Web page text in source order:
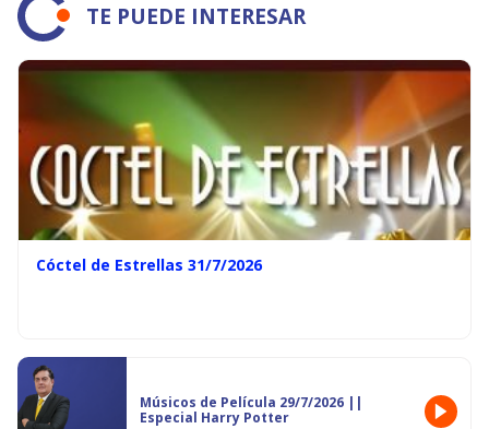
TE PUEDE INTERESAR
Cóctel de Estrellas 31/7/2026
Músicos de Película 29/7/2026 ||
Especial Harry Potter